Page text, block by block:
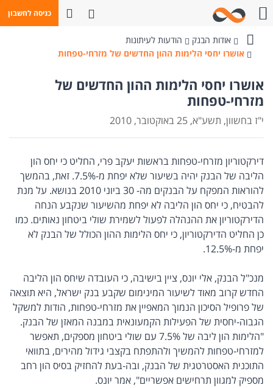
כניסה לחשבון
פתח חיפושחייגו אלינו
בנק
אודות הבנק
הודעות לעיתונות
אושרו יחסי הלימות ההון החדשים של מזרחי-טפחות
אושרו יחסי הלימות ההון החדשים של
מזרחי-טפחות
י"ז בחשוון, תשע"א, 25 באוקטובר, 2010
דירקטוריון מזרחי-טפחות בראשות יעקב פרי, החליט כי יחס הון
הליבה של הבנק יהיה בשיעור שלא יפחת מ-7.5%. זאת, בהמשך
להוראות המפקח על הבנקים מה- 30 ביוני 2010 בנושא. על מנת
להבטיח, כי יחס הון הליבה לא יפחת מהשיעור שנקבע הנחה
הדירקטוריון את ההנהלה לפעול לשמירת שולי ביטחון נאותים. כמו
כן החליט הדירקטוריון, כי יחס הלימות ההון הכולל של הבנק לא
יפחת מ-12.5%.
מנכ"ל הבנק, אלי יונס, ציין בישיבה, כי העובדה שיחס הון הליבה
החדש קרוב מאוד לשיעור המינימום שקבע בנק ישראל, היא תוצאה
של פרופיל הסיכון הנמוך המאפיין את מזרחי-טפחות, הודות למשקל
הגבוה-יחסית של הפעילות הקמעונאית במבנה המאזן של הבנק.
"הלימות הון ליבה של 7.5% עם שולי ביטחון מספקים, תאפשר
למזרחי-טפחות להמשיך ולהתפתח בקצבי גידול מהירים, בתוואי
התוכנית האסטרטגית של הבנק, ובה-בעת להחזיק בסיס הון רחב
מספיק למגוון תרחישים אפשריים", אמר יונס.